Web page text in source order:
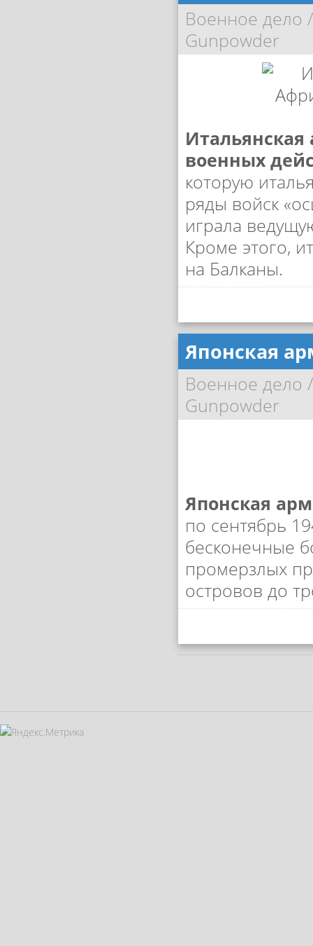
Военное дело
Gunpowder
Итальянская
военных
которую
ряды войск
играла
Кроме этого,
на Балканы.
Японская
Военное дело
Gunpowder
Японская
по сентябрь
бесконечные
промерзлых
островов до